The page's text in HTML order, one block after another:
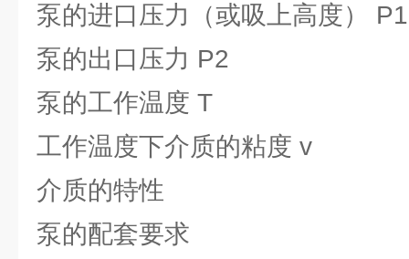
泵的进口压力（或吸上高度） P1
泵的出口压力 P2
泵的工作温度 T
工作温度下介质的粘度 v
介质的特性
泵的配套要求